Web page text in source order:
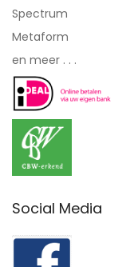
Spectrum
Metaform
en meer . . .
Social Media